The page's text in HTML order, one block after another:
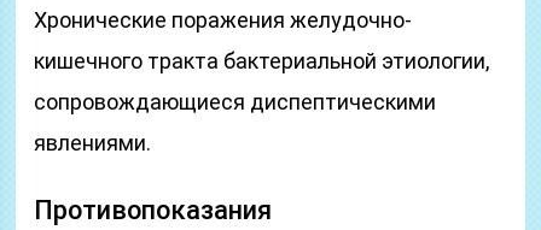
Хронические поражения желудочно-
кишечного тракта бактериальной этиологии,
сопровождающиеся диспептическими
явлениями.
Противопоказания